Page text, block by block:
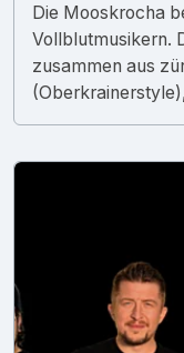
Die Mooskrocha
Vollblutmusikern.
zusammen aus